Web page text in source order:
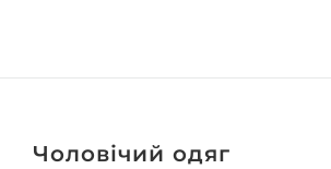
Чоловічий одяг